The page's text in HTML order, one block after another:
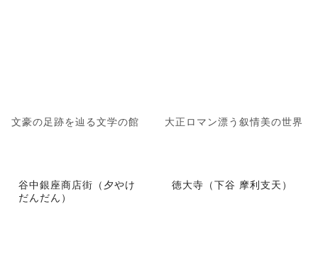
文豪の足跡を辿る文学の館 大正ロマン漂う叙情美の世界
谷中銀座商店街（夕やけ
だんだん）
徳大寺（下谷 摩利支天）